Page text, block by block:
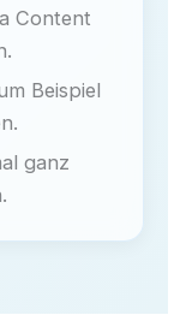
Content
Beispiel
ganz